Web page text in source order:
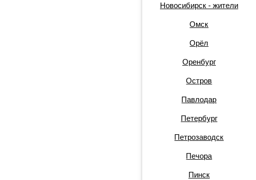
Новосибирск - жители
Омск
Орёл
Оренбург
Остров
Павлодар
Петербург
Петрозаводск
Печора
Пинск